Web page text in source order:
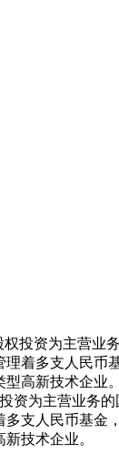
投资为主营
着多支人民
高新技术企业。
资为主营业务
支人民币基
技术企业。